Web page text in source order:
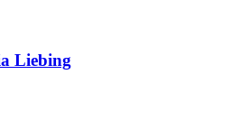
Liebing